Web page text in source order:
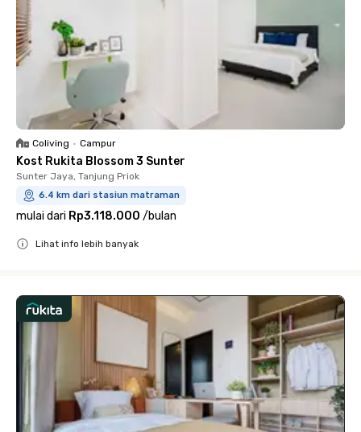
Coliving • Campur
Kost Rukita Blossom 3 Sunter
Sunter Jaya, Tanjung Priok
6.4 km dari stasiun matraman
mulai dari Rp3.118.000 /bulan
Lihat info lebih banyak